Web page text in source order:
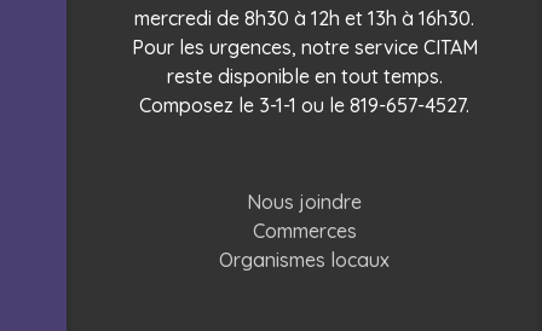
mercredi de 8h30 à 12h et 13h à 16h30.
Pour les urgences, notre service CITAM
reste disponible en tout temps.
Composez le 3-1-1 ou le 819-657-4527.
Nous joindre
Commerces
Organismes locaux